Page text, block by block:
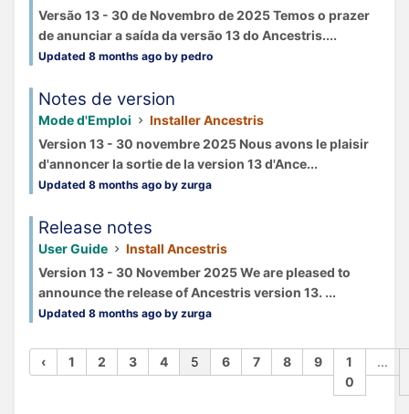
Versão 13 - 30 de Novembro de 2025 Temos o prazer
de anunciar a saída da versão 13 do Ancestris....
Updated 8 months ago by pedro
Notes de version
Mode d'Emploi
Installer Ancestris
Version 13 - 30 novembre 2025 Nous avons le plaisir
d'annoncer la sortie de la version 13 d'Ance...
Updated 8 months ago by zurga
Release notes
User Guide
Install Ancestris
Version 13 - 30 November 2025 We are pleased to
announce the release of Ancestris version 13. ...
Updated 8 months ago by zurga
‹ 1 2 3 4 5 6 7 8 9
1
0
...